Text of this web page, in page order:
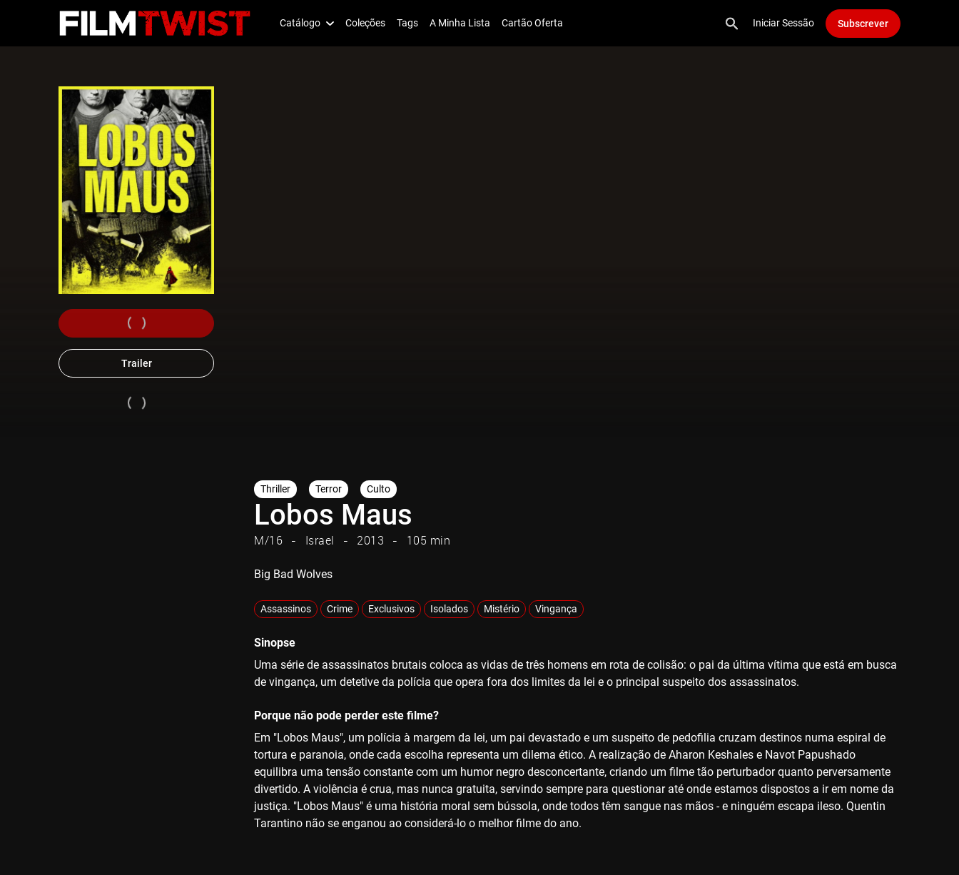
Catálogo Coleções Tags A Minha Lista Cartão Oferta Iniciar Sessão Subscrever
Trailer
Thriller Terror Culto
Lobos Maus
M/16 Israel 2013 105 min
Big Bad Wolves
Assassinos Crime Exclusivos Isolados Mistério Vingança
Sinopse
Uma série de assassinatos brutais coloca as vidas de três homens em rota de colisão: o pai da última vítima que está em busca
de vingança, um detetive da polícia que opera fora dos limites da lei e o principal suspeito dos assassinatos.
Porque não pode perder este filme?
Em "Lobos Maus", um polícia à margem da lei, um pai devastado e um suspeito de pedofilia cruzam destinos numa espiral de
tortura e paranoia, onde cada escolha representa um dilema ético. A realização de Aharon Keshales e Navot Papushado
equilibra uma tensão constante com um humor negro desconcertante, criando um filme tão perturbador quanto perversamente
divertido. A violência é crua, mas nunca gratuita, servindo sempre para questionar até onde estamos dispostos a ir em nome da
justiça. "Lobos Maus" é uma história moral sem bússola, onde todos têm sangue nas mãos - e ninguém escapa ileso. Quentin
Tarantino não se enganou ao considerá-lo o melhor filme do ano.